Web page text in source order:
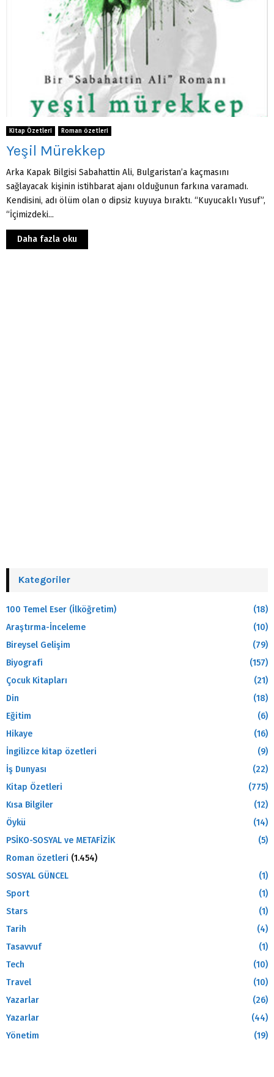
Kitap Özetleri Roman özetleri
Yeşil Mürekkep
Arka Kapak Bilgisi Sabahattin Ali, Bulgaristan’a kaçmasını
sağlayacak kişinin istihbarat ajanı olduğunun farkına varamadı.
Kendisini, adı ölüm olan o dipsiz kuyuya bıraktı. “Kuyucaklı Yusuf”,
“İçimizdeki...
Daha fazla oku
Kategoriler
100 Temel Eser (İlköğretim)
(18)
Araştırma-İnceleme
(10)
Bireysel Gelişim
(79)
Biyografi
(157)
Çocuk Kitapları
(21)
Din
(18)
Eğitim
(6)
Hikaye
(16)
İngilizce kitap özetleri
(9)
İş Dunyası
(22)
Kitap Özetleri
(775)
Kısa Bilgiler
(12)
Öykü
(14)
PSİKO-SOSYAL ve METAFİZİK
(5)
Roman özetleri (1.454)
SOSYAL GÜNCEL
(1)
Sport
(1)
Stars
(1)
Tarih
(4)
Tasavvuf
(1)
Tech
(10)
Travel
(10)
Yazarlar
(26)
Yazarlar
(44)
Yönetim
(19)